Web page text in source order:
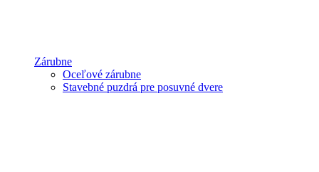
Zárubne
Oceľové zárubne
Stavebné puzdrá pre posuvné dvere